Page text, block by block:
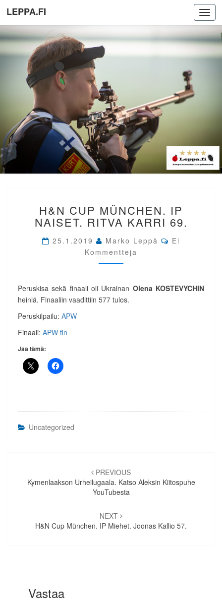
LEPPA.FI
CUP
MÜNCHEN.
IP
NAISET.
RITVA
KARRI
H&N CUP MÜNCHEN. IP
NAISET. RITVA KARRI 69.
25.1.2019 Marko Leppä Comments
Ei
Kommentteja
Peruskisa sekä finaali oli Ukrainan Olena KOSTEVYCHIN
heiniä. Finaaliin vaadittiin 577 tulos.
Peruskilpailu: APW
Finaali: APW fin
Jaa tämä:
Uncategorized
selaus
PREVIOUS
Kymenlaakson Urheilugaala. Katso Aleksin Kiitospuhe
YouTubesta
NEXT
H&N Cup München. IP Miehet. Joonas Kallio 57.
Vastaa